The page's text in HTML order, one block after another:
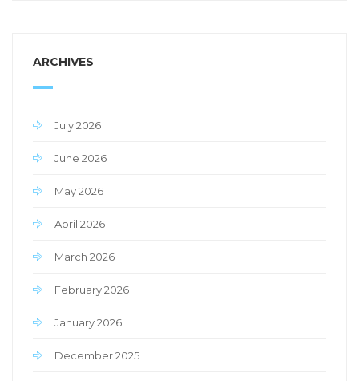
ARCHIVES
July 2026
June 2026
May 2026
April 2026
March 2026
February 2026
January 2026
December 2025